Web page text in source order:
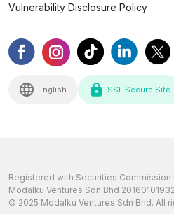
Vulnerability Disclosure Policy
English SSL Secure Site
Registered with Securities Commission
Modalku Ventures Sdn Bhd
© 2025 Modalku Ventures Sdn Bhd. All